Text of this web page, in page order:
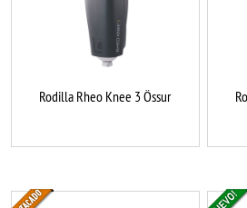
Rodilla Rheo Knee 3 Össur